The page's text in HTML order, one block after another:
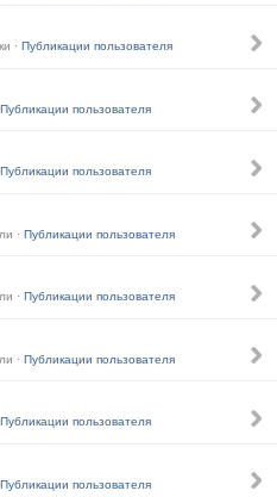
· Публикации пользователя
Публикации пользователя
Публикации пользователя
· Публикации пользователя
· Публикации пользователя
· Публикации пользователя
Публикации пользователя
Публикации пользователя